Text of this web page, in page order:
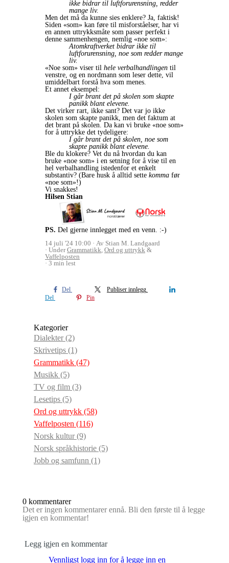
ikke bidrar til luftforurensning, redder
mange liv.
Men det må da kunne sies enklere? Ja, faktisk!
Siden «som» kan føre til misforståelser, har vi
en annen uttrykksmåte som passer perfekt i
denne sammenhengen, nemlig «noe som»:
Atomkraftverket bidrar ikke til
luftforurensning, noe som redder mange
liv.
«Noe som» viser til hele verbalhandlingen til
venstre, og en nordmann som leser dette, vil
umiddelbart forstå hva som menes.
Et annet eksempel:
I går brant det på skolen som skapte
panikk blant elevene.
Det virker rart, ikke sant? Det var jo ikke
skolen som skapte panikk, men det faktum at
det brant på skolen. Da kan vi bruke «noe som»
for å uttrykke det tydeligere:
I går brant det på skolen, noe som
skapte panikk blant elevene.
Ble du klokere? Vet du nå hvordan du kan
bruke «noe som» i en setning for å vise til en
hel verbalhandling istedenfor et enkelt
substantiv? (Bare husk å alltid sette komma før
«noe som»!)
Vi snakkes!
Hilsen Stian
PS. Del gjerne innlegget med en venn. :-)
14 juli '24 10:00
Av Stian M. Landgaard
UnderGrammatikk, Ord og uttrykk &
Vaffelposten
3 min lest
Del
Publiser innlegg
Del
Pin
Kategorier
Dialekter(2)
Skrivetips (1)
Grammatikk (47)
Musikk (5)
TV og film (3)
Lesetips (5)
Ord og uttrykk (58)
Vaffelposten (116)
Norsk kultur(9)
Norsk språkhistorie (5)
Jobb og samfunn (1)
0 kommentarer
Det er ingen kommentarer ennå. Bli den første til å legge
igjen en kommentar!
Legg igjen en kommentar
Vennligst logg inn for å legge inn en